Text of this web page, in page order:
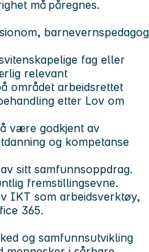
må påregnes.
barnevernspedagog
fag eller
relevant
området arbeidsrettet
etter Lov om
være godkjent av
og kompetanse
sitt samfunnsoppdrag.
fremstillingsevne.
IKT som arbeidsverktøy,
365.
og samfunnsutvikling